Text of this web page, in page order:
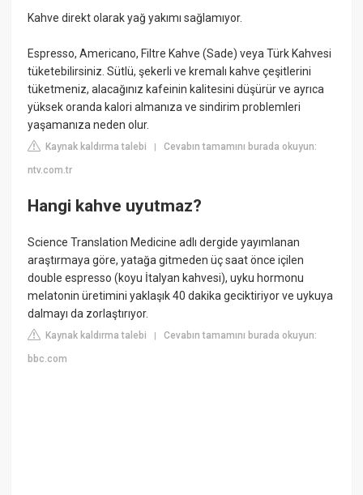
Kahve direkt olarak yağ yakımı sağlamıyor.
Espresso, Americano, Filtre Kahve (Sade) veya Türk Kahvesi
tüketebilirsiniz. Sütlü, şekerli ve kremalı kahve çeşitlerini
tüketmeniz, alacağınız kafeinin kalitesini düşürür ve ayrıca
yüksek oranda kalori almanıza ve sindirim problemleri
yaşamanıza neden olur.
Kaynak kaldırma talebi |Cevabın tamamını burada okuyun:
ntv.com.tr
Hangi kahve uyutmaz?
Science Translation Medicine adlı dergide yayımlanan
araştırmaya göre, yatağa gitmeden üç saat önce içilen
double espresso (koyu İtalyan kahvesi), uyku hormonu
melatonin üretimini yaklaşık 40 dakika geciktiriyor ve uykuya
dalmayı da zorlaştırıyor.
Kaynak kaldırma talebi |Cevabın tamamını burada okuyun:
bbc.com